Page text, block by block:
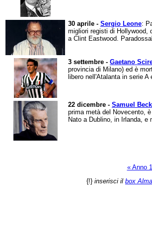
30 aprile - Sergio Leone:
migliori registi di Hollywood,
a Clint Eastwood.
3 settembre - Gaetano
provincia di Milano) ed è
libero nell'Atalanta in serie
22 dicembre - Samuel
prima metà del Novecento,
Nato a Dublino, in Irlanda, e
« Anno
{!} inserisci il box